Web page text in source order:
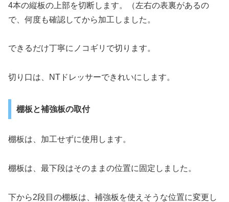
4本の縦板の上部を切断します。（左右の表裏があるの
で、何度も確認してから加工しました。
できるだけ丁寧にノコギリで切ります。
切り口は、NTドレッサーできれいにします。
棚板と補強板の取付
棚板は、加工せずに使用します。
棚板は、最下段はそのままの位置に固定しました。
下から2段目の棚板は、補強板を使えそうな位置に変更し